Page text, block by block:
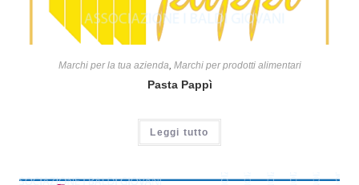
Marchi per la tua azienda, Marchi per prodotti alimentari
Pasta Pappì
Leggi tutto